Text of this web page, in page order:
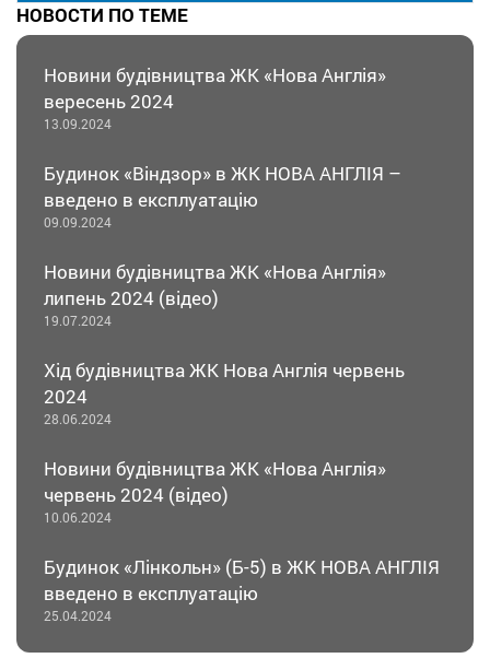
НОВОСТИ ПО ТЕМЕ
Новини будівництва ЖК «Нова Англія»
вересень 2024
13.09.2024
Будинок «Віндзор» в ЖК НОВА АНГЛІЯ –
введено в експлуатацію
09.09.2024
Новини будівництва ЖК «Нова Англія»
липень 2024 (відео)
19.07.2024
Хід будівництва ЖК Нова Англія червень
2024
28.06.2024
Новини будівництва ЖК «Нова Англія»
червень 2024 (відео)
10.06.2024
Будинок «Лінкольн» (Б-5) в ЖК НОВА АНГЛІЯ
введено в експлуатацію
25.04.2024